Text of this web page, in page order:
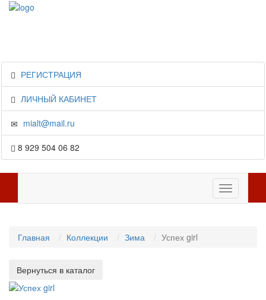
РЕГИСТРАЦИЯ
ЛИЧНЫЙ КАБИНЕТ
mialt@mail.ru
8 929 504 06 82
Toggle
navigation
Главная Коллекции Зима Успех girl